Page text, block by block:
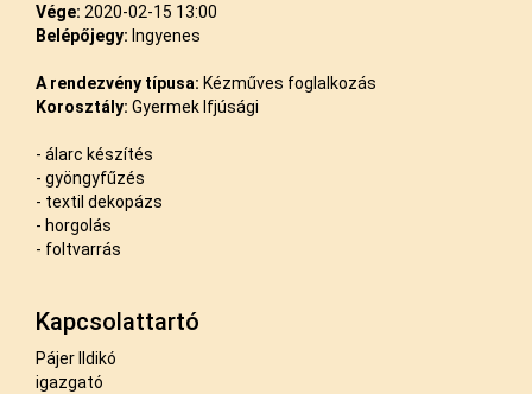
Vége: 2020-02-15 13:00
Belépőjegy: Ingyenes
A rendezvény típusa: Kézműves foglalkozás
Korosztály: Gyermek Ifjúsági
- álarc készítés
- gyöngyfűzés
- textil dekopázs
- horgolás
- foltvarrás
Kapcsolattartó
Pájer Ildikó
igazgató